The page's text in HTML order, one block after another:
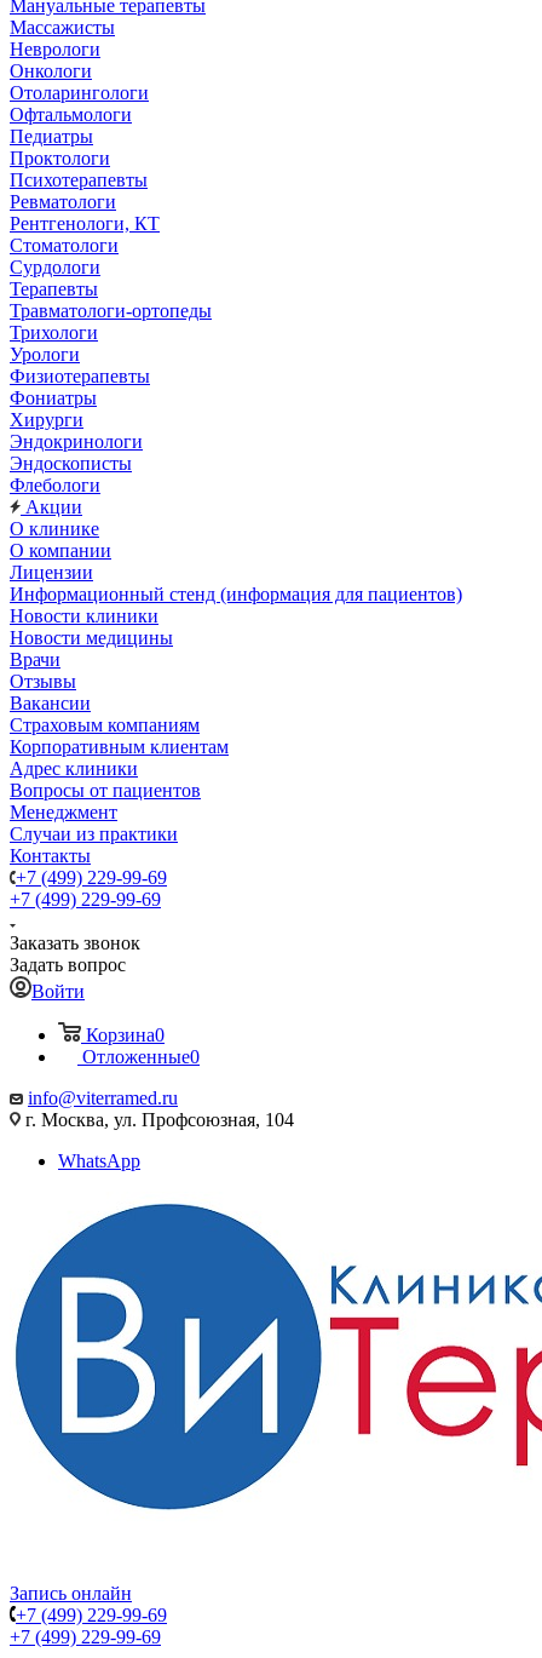
Мануальные терапевты
Массажисты
Неврологи
Онкологи
Отоларингологи
Офтальмологи
Педиатры
Проктологи
Психотерапевты
Ревматологи
Рентгенологи, КТ
Стоматологи
Сурдологи
Терапевты
Травматологи-ортопеды
Трихологи
Урологи
Физиотерапевты
Фониатры
Хирурги
Эндокринологи
Эндоскописты
Флебологи
Акции
О клинике
О компании
Лицензии
Информационный стенд (информация для пациентов)
Новости клиники
Новости медицины
Врачи
Отзывы
Вакансии
Страховым компаниям
Корпоративным клиентам
Адрес клиники
Вопросы от пациентов
Менеджмент
Случаи из практики
Контакты
+7 (499) 229-99-69
+7 (499) 229-99-69
Заказать звонок
Задать вопрос
Войти
Корзина0
Отложенные0
info@viterramed.ru
г. Москва, ул. Профсоюзная, 104
WhatsApp
Запись онлайн
+7 (499) 229-99-69
+7 (499) 229-99-69